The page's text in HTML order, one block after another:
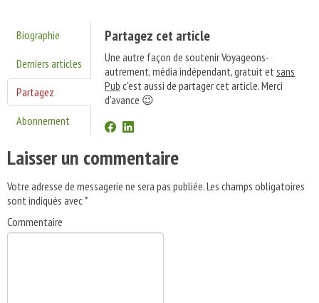
Biographie
Derniers articles
Partagez
Abonnement
Partagez cet article
Une autre façon de soutenir Voyageons-
autrement, média indépendant, gratuit etsans
Pub c'est aussi de partager cet article. Merci
d'avance 😉
Laisser un commentaire
Votre adresse de messagerie ne sera pas publiée.Les champs obligatoires
sont indiqués avec*
Commentaire